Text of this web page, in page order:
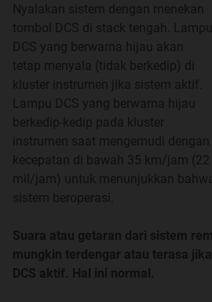
LED tail lamp with rear fog lamp
Rear View Mirror with
Heated Side Mirrors with Power
2 doors keyless entry with Start
Leather Wrapped steering wheel
18" Alloy Wheel
Premium Cloth and Leatherette
Nyalakan sistem dengan menekan
tombol DCS di stack tengah. Lampu
DCS yang berwarna hijau akan
tetap menyala (tidak berkedip) di
kluster instrumen jika sistem aktif.
Lampu DCS yang berwarna hijau
berkedip-kedip pada kluster
instrumen saat mengemudi dengan
kecepatan di bawah 35 km/jam (22
mil/jam) untuk menunjukkan
sistem beroperasi.
Suara atau getaran dari sistem rem
mungkin terdengar atau terasa jika
DCS aktif. Hal ini normal.